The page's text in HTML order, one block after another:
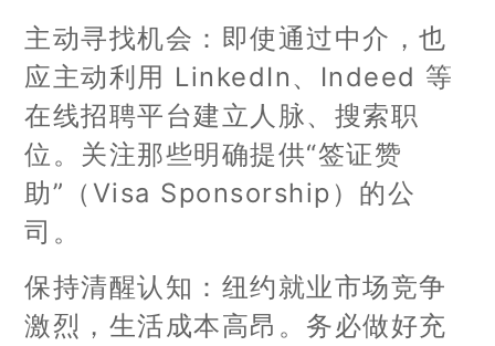
主动寻找机会：即使通过中介，也
应主动利用 LinkedIn、Indeed 等
在线招聘平台建立人脉、搜索职
位。关注那些明确提供“签证赞
助”（Visa Sponsorship）的公
司。
保持清醒认知：纽约就业市场竞争
激烈，生活成本高昂。务必做好充